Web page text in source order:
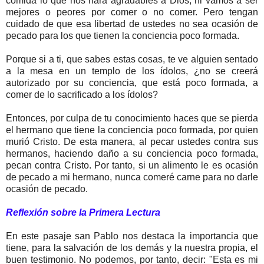
mejores o peores por comer o no comer. Pero tengan
cuidado de que esa libertad de ustedes no sea ocasión de
pecado para los que tienen la conciencia poco formada.
Porque si a ti, que sabes estas cosas, te ve alguien sentado
a la mesa en un templo de los ídolos, ¿no se creerá
autorizado por su conciencia, que está poco formada, a
comer de lo sacrificado a los ídolos?
Entonces, por culpa de tu conocimiento haces que se pierda
el hermano que tiene la conciencia poco formada, por quien
murió Cristo. De esta manera, al pecar ustedes contra sus
hermanos, haciendo daño a su conciencia poco formada,
pecan contra Cristo. Por tanto, si un alimento le es ocasión
de pecado a mi hermano, nunca comeré carne para no darle
ocasión de pecado.
Reflexión sobre la Primera Lectura
En este pasaje san Pablo nos destaca la importancia que
tiene, para la salvación de los demás y la nuestra propia, el
buen testimonio. No podemos, por tanto, decir: "Esta es mi